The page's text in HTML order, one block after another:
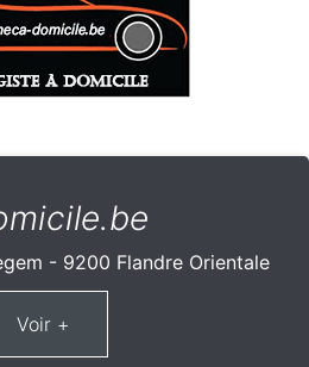
- 9200 Flandre Orientale